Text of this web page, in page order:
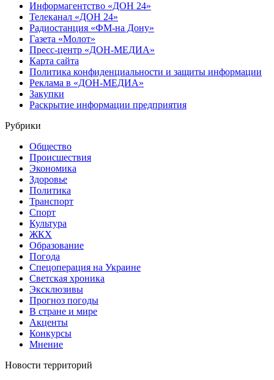
Информагентство «ДОН 24»
Телеканал «ДОН 24»
Радиостанция «ФМ-на Дону»
Газета «Молот»
Пресс-центр «ДОН-МЕДИА»
Карта сайта
Политика конфиденциальности и защиты информации
Реклама в «ДОН-МЕДИА»
Закупки
Раскрытие информации предприятия
Рубрики
Общество
Происшествия
Экономика
Здоровье
Политика
Транспорт
Спорт
Культура
ЖКХ
Образование
Погода
Спецоперация на Украине
Светская хроника
Эксклюзивы
Прогноз погоды
В стране и мире
Акценты
Конкурсы
Мнение
Новости территорий